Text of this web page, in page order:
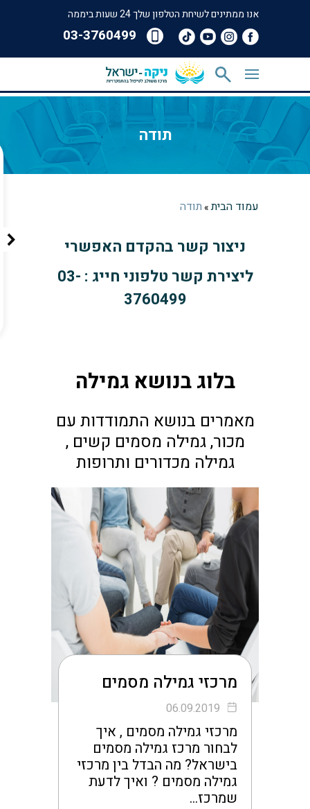
אנו ממתינים לשיחת הטלפון שלך 24 שעות ביממה
‎03-3760499
תודה
עמוד הבית»תודה
ניצור קשר בהקדם האפשרי
ליצירת קשר טלפוני חייג : 03-
3760499
בלוג בנושא גמילה
מאמרים בנושא התמודדות עם
מכור, גמילה מסמים קשים ,
גמילה מכדורים ותרופות
מרכזי גמילה מסמים
06.09.2019
מרכזי גמילה מסמים , איך
לבחור מרכז גמילה מסמים
בישראל? מה הבדל בין מרכזי
גמילה מסמים ? ואיך לדעת
שמרכז…